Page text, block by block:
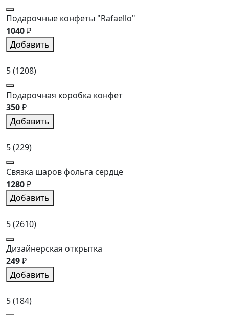
Подарочные конфеты "Rafaello"
1040₽
Добавить
5(1208)
Подарочная коробка конфет
350₽
Добавить
5(229)
Связка шаров фольга сердце
1280₽
Добавить
5(2610)
Дизайнерская открытка
249₽
Добавить
5(184)